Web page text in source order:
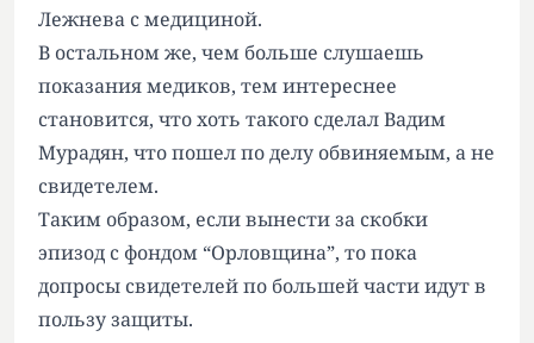
Лежнева с медициной.
В остальном же, чем больше слушаешь
показания медиков, тем интереснее
становится, что хоть такого сделал Вадим
Мурадян, что пошел по делу обвиняемым, а не
свидетелем.
Таким образом, если вынести за скобки
эпизод с фондом “Орловщина”, то пока
допросы свидетелей по большей части идут в
пользу защиты.